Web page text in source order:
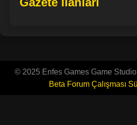
© 2025 Enfes Games Game
Beta Forum Çalışması